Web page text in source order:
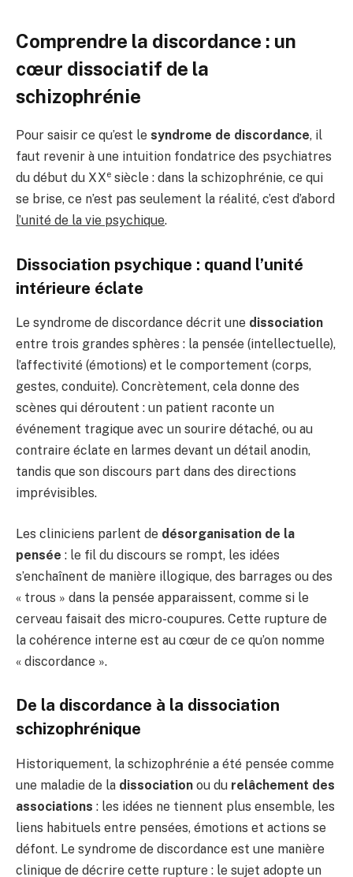
Comprendre la discordance : un
cœur dissociatif de la
schizophrénie
Pour saisir ce qu’est le syndrome de discordance, il
faut revenir à une intuition fondatrice des psychiatres
du début du XXe siècle : dans la schizophrénie, ce qui
se brise, ce n’est pas seulement la réalité, c’est d’abord
l’unité de la vie psychique.
Dissociation psychique : quand l’unité
intérieure éclate
Le syndrome de discordance décrit une dissociation
entre trois grandes sphères : la pensée (intellectuelle),
l’affectivité (émotions) et le comportement (corps,
gestes, conduite). Concrètement, cela donne des
scènes qui déroutent : un patient raconte un
événement tragique avec un sourire détaché, ou au
contraire éclate en larmes devant un détail anodin,
tandis que son discours part dans des directions
imprévisibles.
Les cliniciens parlent de désorganisation de la
pensée : le fil du discours se rompt, les idées
s’enchaînent de manière illogique, des barrages ou des
« trous » dans la pensée apparaissent, comme si le
cerveau faisait des micro-coupures. Cette rupture de
la cohérence interne est au cœur de ce qu’on nomme
« discordance ».
De la discordance à la dissociation
schizophrénique
Historiquement, la schizophrénie a été pensée comme
une maladie de la dissociation ou du relâchement des
associations : les idées ne tiennent plus ensemble, les
liens habituels entre pensées, émotions et actions se
défont. Le syndrome de discordance est une manière
clinique de décrire cette rupture : le sujet adopte un